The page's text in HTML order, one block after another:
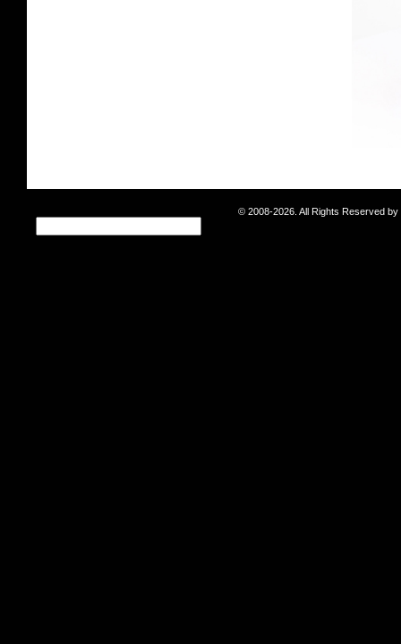
© 2008-2026. All Rights Reserved